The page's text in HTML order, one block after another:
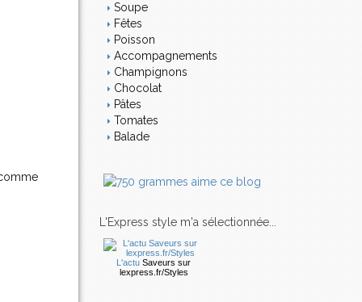
Soupe
Fêtes
Poisson
Accompagnements
Champignons
Chocolat
Pâtes
Tomates
Balade
L'Express style m'a sélectionnée...
L'actu Saveurs sur
lexpress.fr/Styles